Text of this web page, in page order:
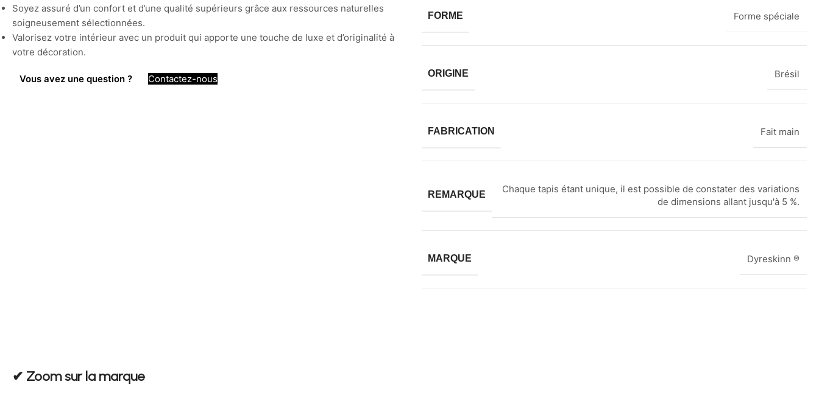
Soyez assuré d’un confort et d’une qualité supérieurs grâce aux ressources naturelles
soigneusement sélectionnées.
Valorisez votre intérieur avec un produit qui apporte une touche de luxe et d’originalité à
votre décoration.
Vous avez une question ? Contactez-nous
FORME Forme spéciale
ORIGINE Brésil
FABRICATION Fait main
REMARQUE
Chaque tapis étant unique, il est possible de constater des variations
de dimensions allant jusqu'à 5 %.
MARQUE Dyreskinn ®
✔︎ Zoom sur la marque